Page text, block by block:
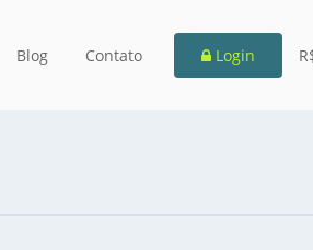
Blog Contato Login